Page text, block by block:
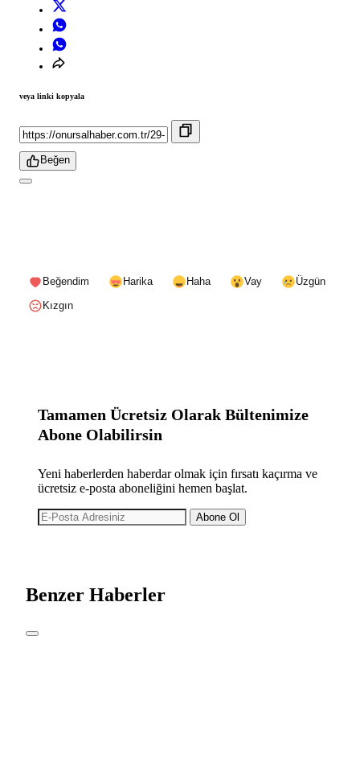
veya linki kopyala
Beğen
Beğendim Harika Haha Vay
Üzgün
Kızgın
Tamamen Ücretsiz Olarak Bültenimize
Abone Olabilirsin
Yeni haberlerden haberdar olmak için fırsatı kaçırma ve
ücretsiz e-posta aboneliğini hemen başlat.
Abone Ol
Benzer Haberler